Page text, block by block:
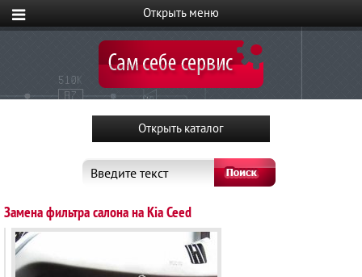
Введите текст
Замена фильтра салона на Kia Ceed